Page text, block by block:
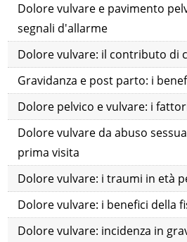
Dolore vulvare e pavimento
segnali d'allarme
Dolore vulvare: il contributo di
Gravidanza e post parto: i
Dolore pelvico e vulvare: i
Dolore vulvare da abuso
prima visita
Dolore vulvare: i traumi in età
Dolore vulvare: i benefici della
Dolore vulvare: incidenza in